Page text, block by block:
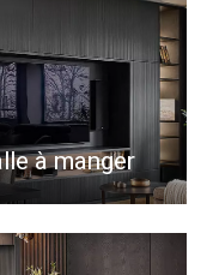
à manger